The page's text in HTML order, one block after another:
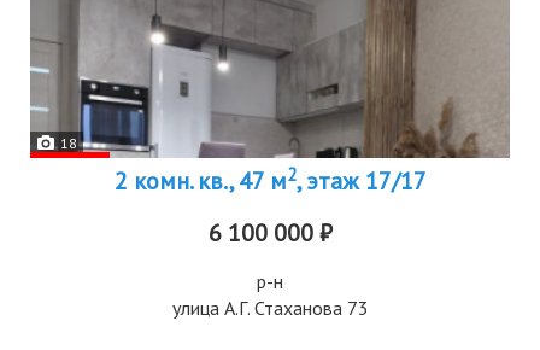
18
2 комн. кв., 47 м2, этаж 17/17
6 100 000 ₽
р-н
улица А.Г. Стаханова 73